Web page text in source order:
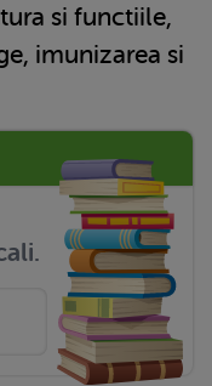
si functiile,
imunizarea si